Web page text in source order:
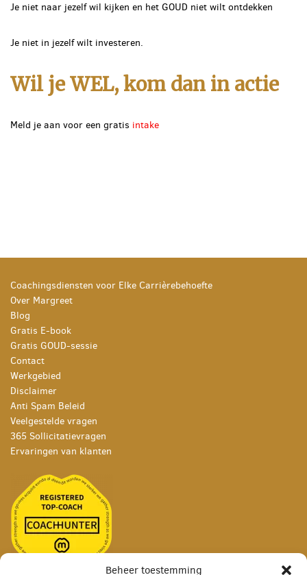
Beheer toestemming
Je niet naar jezelf wil kijken en het GOUD niet wilt ontdekken
Je niet in jezelf wilt investeren.
Wil je WEL, kom dan in actie
Meld je aan voor een gratis intake
Coachingsdiensten voor Elke Carrièrebehoefte
Over Margreet
Blog
Gratis E-book
Gratis GOUD-sessie
Contact
Werkgebied
Disclaimer
Anti Spam Beleid
Veelgestelde vragen
365 Sollicitatievragen
Ervaringen van klanten